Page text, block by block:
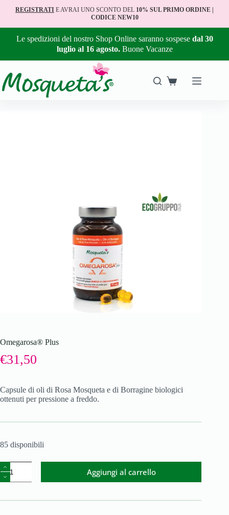
REGISTRATI E AVRAI UNO SCONTO DEL 10% SUL PRIMO ORDINE |
CODICE NEW10
Le spedizioni del nostro Shop Online saranno sospese dal 30
luglio al 16 agosto. Buone Vacanze
Omegarosa® Plus
€31,50
Capsule di oli di Rosa Mosqueta e di Borragine biologici
ottenuti per pressione a freddo.
85 disponibili
Aggiungi al carrello